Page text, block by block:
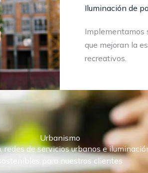
Iluminación de
Implementamos
que mejoran la
recreativos.
Urbanismo
de servicios urbanos e
para nuestros clientes